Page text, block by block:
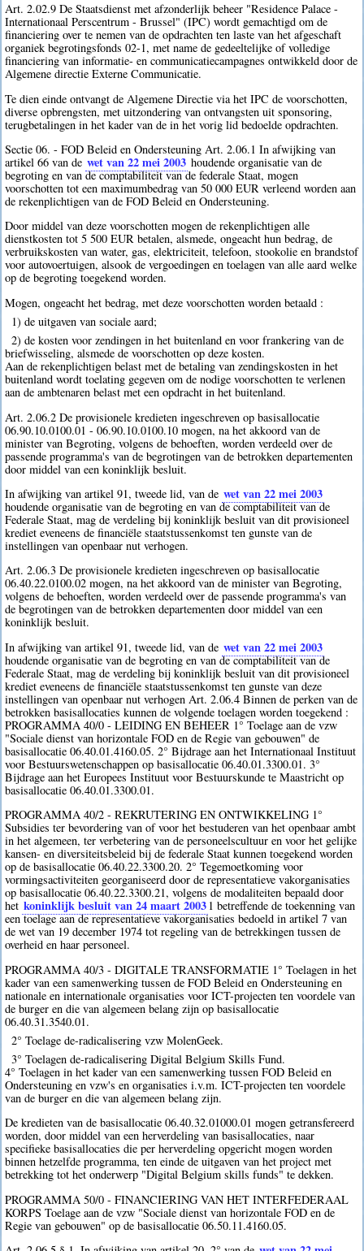
Art. 2.02.9 De Staatsdienst met afzonderlijk beheer "Residence Palace -
Internationaal Perscentrum - Brussel" (IPC) wordt gemachtigd om de
financiering over te nemen van de opdrachten ten laste van het afgeschaft
organiek begrotingsfonds 02-1, met name de gedeeltelijke of volledige
financiering van informatie- en communicatiecampagnes ontwikkeld door de
Algemene directie Externe Communicatie.
Te dien einde ontvangt de Algemene Directie via het IPC de voorschotten,
diverse opbrengsten, met uitzondering van ontvangsten uit sponsoring,
terugbetalingen in het kader van de in het vorig lid bedoelde opdrachten.
Sectie 06. - FOD Beleid en Ondersteuning Art. 2.06.1 In afwijking van
artikel 66 van de wet van 22 mei 2003 houdende organisatie van de
begroting en van de comptabiliteit van de federale Staat, mogen
voorschotten tot een maximumbedrag van 50 000 EUR verleend worden aan
de rekenplichtigen van de FOD Beleid en Ondersteuning.
Door middel van deze voorschotten mogen de rekenplichtigen alle
dienstkosten tot 5 500 EUR betalen, alsmede, ongeacht hun bedrag, de
verbruikskosten van water, gas, elektriciteit, telefoon, stookolie en brandstof
voor autovoertuigen, alsook de vergoedingen en toelagen van alle aard welke
op de begroting toegekend worden.
Mogen, ongeacht het bedrag, met deze voorschotten worden betaald :
1) de uitgaven van sociale aard;
2) de kosten voor zendingen in het buitenland en voor frankering van de
briefwisseling, alsmede de voorschotten op deze kosten.
Aan de rekenplichtigen belast met de betaling van zendingskosten in het
buitenland wordt toelating gegeven om de nodige voorschotten te verlenen
aan de ambtenaren belast met een opdracht in het buitenland.
Art. 2.06.2 De provisionele kredieten ingeschreven op basisallocatie
06.90.10.0100.01 - 06.90.10.0100.10 mogen, na het akkoord van de
minister van Begroting, volgens de behoeften, worden verdeeld over de
passende programma's van de begrotingen van de betrokken departementen
door middel van een koninklijk besluit.
In afwijking van artikel 91, tweede lid, van de wet van 22 mei 2003
houdende organisatie van de begroting en van de comptabiliteit van de
Federale Staat, mag de verdeling bij koninklijk besluit van dit provisioneel
krediet eveneens de financiële staatstussenkomst ten gunste van de
instellingen van openbaar nut verhogen.
Art. 2.06.3 De provisionele kredieten ingeschreven op basisallocatie
06.40.22.0100.02 mogen, na het akkoord van de minister van Begroting,
volgens de behoeften, worden verdeeld over de passende programma's van
de begrotingen van de betrokken departementen door middel van een
koninklijk besluit.
In afwijking van artikel 91, tweede lid, van de wet van 22 mei 2003
houdende organisatie van de begroting en van de comptabiliteit van de
Federale Staat, mag de verdeling bij koninklijk besluit van dit provisioneel
krediet eveneens de financiële staatstussenkomst ten gunste van deze
instellingen van openbaar nut verhogen Art. 2.06.4 Binnen de perken van de
betrokken basisallocaties kunnen de volgende toelagen worden toegekend :
PROGRAMMA 40/0 - LEIDING EN BEHEER 1° Toelage aan de vzw
"Sociale dienst van horizontale FOD en de Regie van gebouwen" de
basisallocatie 06.40.01.4160.05. 2° Bijdrage aan het Internationaal Instituut
voor Bestuurswetenschappen op basisallocatie 06.40.01.3300.01. 3°
Bijdrage aan het Europees Instituut voor Bestuurskunde te Maastricht op
basisallocatie 06.40.01.3300.01.
PROGRAMMA 40/2 - REKRUTERING EN ONTWIKKELING 1°
Subsidies ter bevordering van of voor het bestuderen van het openbaar ambt
in het algemeen, ter verbetering van de personeelscultuur en voor het gelijke
kansen- en diversiteitsbeleid bij de federale Staat kunnen toegekend worden
op de basisallocatie 06.40.22.3300.20. 2° Tegemoetkoming voor
vormingsactiviteiten georganiseerd door de representatieve vakorganisaties
op basisallocatie 06.40.22.3300.21, volgens de modaliteiten bepaald door
het koninklijk besluit van 24 maart 2003 1 betreffende de toekenning van
een toelage aan de representatieve vakorganisaties bedoeld in artikel 7 van
de wet van 19 december 1974 tot regeling van de betrekkingen tussen de
overheid en haar personeel.
PROGRAMMA 40/3 - DIGITALE TRANSFORMATIE 1° Toelagen in het
kader van een samenwerking tussen de FOD Beleid en Ondersteuning en
nationale en internationale organisaties voor ICT-projecten ten voordele van
de burger en die van algemeen belang zijn op basisallocatie
06.40.31.3540.01.
2° Toelage de-radicalisering vzw MolenGeek.
3° Toelagen de-radicalisering Digital Belgium Skills Fund.
4° Toelagen in het kader van een samenwerking tussen FOD Beleid en
Ondersteuning en vzw's en organisaties i.v.m. ICT-projecten ten voordele
van de burger en die van algemeen belang zijn.
De kredieten van de basisallocatie 06.40.32.01000.01 mogen getransfereerd
worden, door middel van een herverdeling van basisallocaties, naar
specifieke basisallocaties die per herverdeling opgericht mogen worden
binnen hetzelfde programma, ten einde de uitgaven van het project met
betrekking tot het onderwerp "Digital Belgium skills funds" te dekken.
PROGRAMMA 50/0 - FINANCIERING VAN HET INTERFEDERAAL
KORPS Toelage aan de vzw "Sociale dienst van horizontale FOD en de
Regie van gebouwen" op de basisallocatie 06.50.11.4160.05.